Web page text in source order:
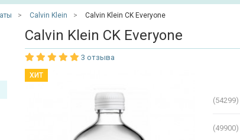
Calvin Klein Calvin Klein CK Everyone
Calvin Klein CK Everyone
3 отзыва
ХИТ
(54299)
(49900)